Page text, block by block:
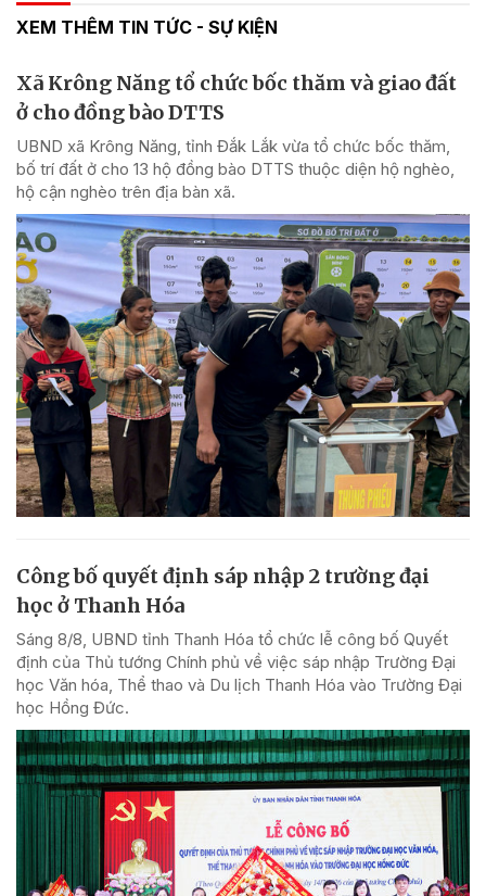
XEM THÊM TIN TỨC - SỰ KIỆN
Xã Krông Năng tổ chức bốc thăm và giao đất
ở cho đồng bào DTTS
UBND xã Krông Năng, tỉnh Đắk Lắk vừa tổ chức bốc thăm,
bố trí đất ở cho 13 hộ đồng bào DTTS thuộc diện hộ nghèo,
hộ cận nghèo trên địa bàn xã.
Công bố quyết định sáp nhập 2 trường đại
học ở Thanh Hóa
Sáng 8/8, UBND tỉnh Thanh Hóa tổ chức lễ công bố Quyết
định của Thủ tướng Chính phủ về việc sáp nhập Trường Đại
học Văn hóa, Thể thao và Du lịch Thanh Hóa vào Trường Đại
học Hồng Đức.